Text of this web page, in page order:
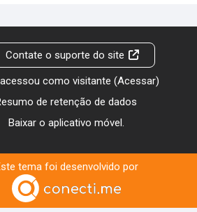
Contate o suporte do site
como visitante (Acessar)
de retenção de dados
Baixar o aplicativo móvel.
tema foi desenvolvido por